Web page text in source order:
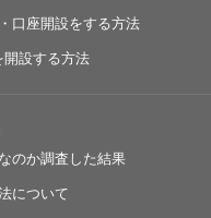
口座開設をする方法
開設する方法
のか調査した結果
について